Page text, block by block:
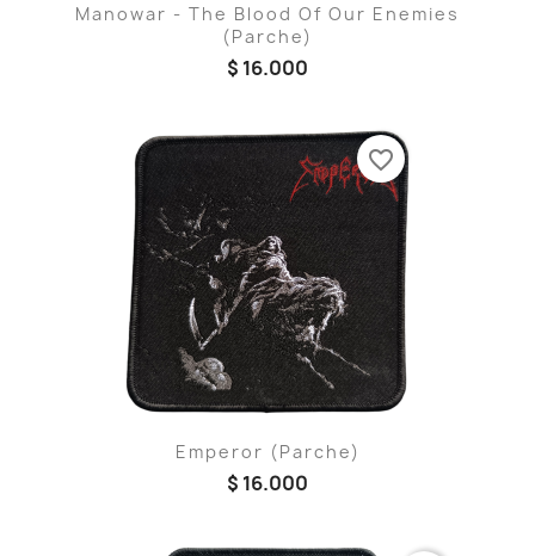
Manowar - The Blood Of Our Enemies
(Parche)
$ 16.000
Emperor (Parche)
$ 16.000
favorite_border